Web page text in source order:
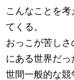
こんなことを
てくる。
おっこが苦し
にある世界だっ
世間一般的な競